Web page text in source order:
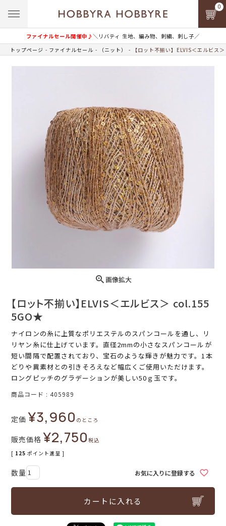
ファイナルセール開催中♪＼リバティ 生地、編み物、刺繍、刺し子／
0
トップページ ファイナルセール （ニット） 【ロット不揃い】ELVIS＜エルビ
画像拡大
【ロット不揃い】ELVIS＜エルビス＞ col.155
5GO★
ナイロンの糸に上質なポリエステルのスパンコールを通し、リ
リヤン糸に仕上げています。直径2mmの小さなスパンコールが
短い間隔で配置されており、宝石のような輝きが魅力です。1本
どりや異素材との引きそろえなど幅広くご使用いただけます。
ロングピッチのグラデーションが美しい50ｇ玉です。
商品コード 405989
定価 ¥3,960 のところ
販売価格 ¥2,750税込
[ 125 ポイント進呈 ]
お気に入りに登録する
カートに入れる